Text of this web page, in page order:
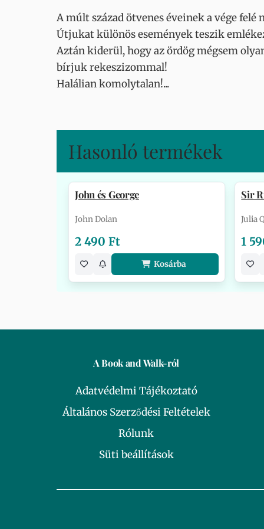
A múlt század ötvenes éveinek a vége
Útjukat különös események teszik
Aztán kiderül, hogy az ördög mégsem
bírjuk rekeszizommal!
Halálian komolytalan!...
Hasonló termékek
John és George
John Dolan
2 490 Ft
Kosárba
Sir
Julia
1
A Book and Walk-ról
Adatvédelmi Tájékoztató
Általános Szerződési Feltételek
Rólunk
Süti beállítások